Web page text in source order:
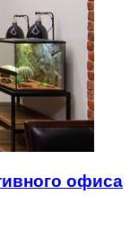
офиса